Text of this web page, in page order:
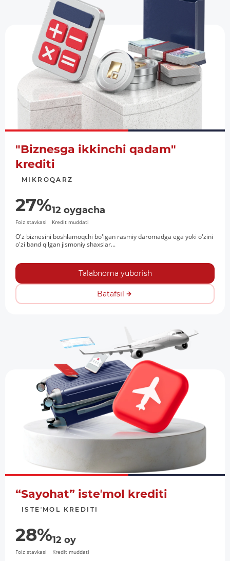
"Biznesga ikkinchi qadam"
krediti
MIKROQARZ
27%
Foiz stavkasi
12 oygacha
Kredit muddati
O'z biznesini boshlamoqchi bo'lgan rasmiy daromadga ega yoki o'zini
o'zi band qilgan jismoniy shaxslar...
Talabnoma yuborish
Batafsil
“Sayohat” isteʼmol krediti
ISTEʼMOL KREDITI
28%
Foiz stavkasi
12 oy
Kredit muddati